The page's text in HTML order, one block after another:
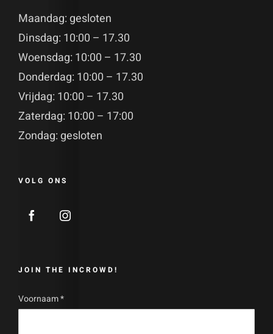
Maandag: gesloten
Dinsdag: 10:00 – 17.30
Woensdag: 10:00 – 17.30
Donderdag: 10:00 – 17.30
Vrijdag: 10:00 – 17.30
Zaterdag: 10:00 – 17:00
Zondag: gesloten
VOLG ONS
JOIN THE INCROWD!
Voornaam*